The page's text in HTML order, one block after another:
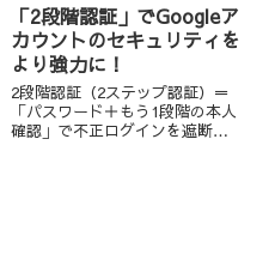
「2段階認証」でGoogleア
カウントのセキュリティを
より強力に！
2段階認証（2ステップ認証）＝
「パスワード＋もう1段階の本人
確認」で不正ログインを遮断